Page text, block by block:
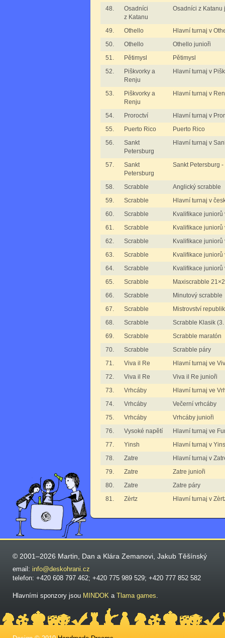
48.
Osadníci
z Katanu
Osadníci z Katanu
49. Othello
Hlavní turnaj v
50.
Othello
Othello junioři
51.
Pětimysl
Pětimysl
52.
Piškvorky a
Renju
Hlavní turnaj v
53.
Piškvorky a
Renju
Hlavní turnaj v
54. Proroctví
Hlavní turnaj v
55.
Puerto Rico
Puerto Rico
56.
Sankt
Petersburg
Hlavní turnaj v
57.
Sankt
Petersburg
Sankt Petersburg
58. Scrabble
Anglický scrabble
59.
Scrabble
Hlavní turnaj v
60.
Scrabble
Kvalifikace juniorů
61.
Scrabble
Kvalifikace juniorů
62.
Scrabble
Kvalifikace juniorů
63.
Scrabble
Kvalifikace juniorů
64.
Scrabble
Kvalifikace juniorů
65.
Scrabble
Maxiscrabble
66.
Scrabble
Minutový scrabble
67.
Scrabble
Mistrovství
68.
Scrabble
Scrabble Klasik
69.
Scrabble
Scrabble maratón
70.
Scrabble
Scrabble páry
71.
Viva il Re
Hlavní turnaj ve
72.
Viva il Re
Viva il Re junioři
73.
Vrhcáby
Hlavní turnaj ve
74.
Vrhcáby
Večerní vrhcáby
75.
Vrhcáby
Vrhcáby junioři
76.
Vysoké napětí
Hlavní turnaj ve
77.
Yinsh
Hlavní turnaj v
78.
Zatre
Hlavní turnaj v
79.
Zatre
Zatre junioři
80.
Zatre
Zatre páry
81.
Zèrtz Hlavní turnaj v
© 2001–2026 Martin, Dan a Klára Zemanovi, Jakub Těšínský
email: info@deskohrani.cz
telefon: +420 608 797 462; +420 775 989 529; +420 777 852 582
Hlavními sponzory jsou MINDOK a Tlama games.